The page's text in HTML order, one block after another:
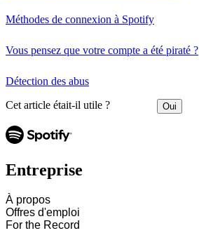
Méthodes de connexion à Spotify
Vous pensez que votre compte a été piraté ?
Détection des abus
Cet article était-il utile ? Oui
Entreprise
À propos
Offres d'emploi
For the Record